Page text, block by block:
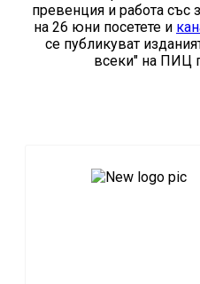
превенция и работа със
на 26 юни посетете и
се публикуват
всеки" на ПИЦ